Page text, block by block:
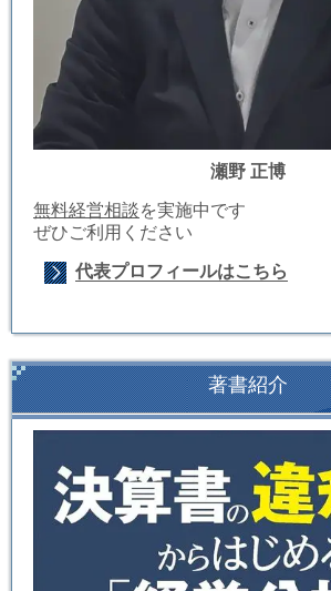
瀬野 正博
無料経営相談を実施中です
ぜひご利用ください
代表プロフィールはこちら
著書紹介